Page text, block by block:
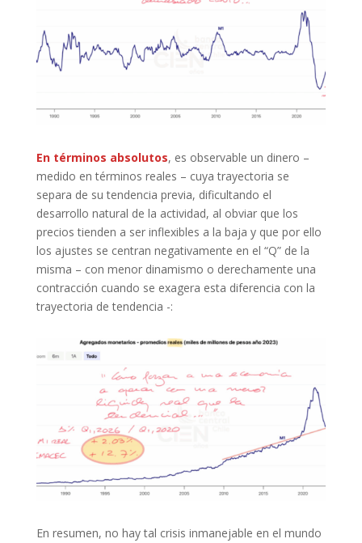
En términos absolutos, es observable un dinero –
medido en términos reales – cuya trayectoria se
separa de su tendencia previa, dificultando el
desarrollo natural de la actividad, al obviar que los
precios tienden a ser inflexibles a la baja y que por ello
los ajustes se centran negativamente en el “Q” de la
misma – con menor dinamismo o derechamente una
contracción cuando se exagera esta diferencia con la
trayectoria de tendencia -:
En resumen, no hay tal crisis inmanejable en el mundo